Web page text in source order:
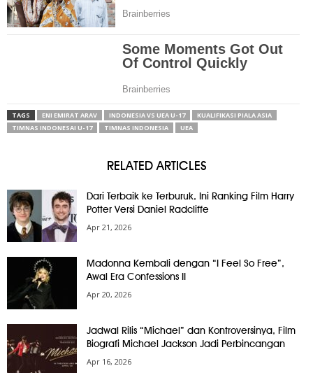
TAGS ENI EMIRAT ARAV INDONESIA VS UEA U-17
KUALIFIKASI PIALA ASIA
TIMNAS INDONESAI U-17
TIMNAS INDONESIA UEA
RELATED ARTICLES
Dari Terbaik ke Terburuk, Ini Ranking Film Harry
Potter Versi Daniel Radcliffe
Apr 21, 2026
Madonna Kembali dengan “I Feel So Free”,
Awal Era Confessions II
Apr 20, 2026
Jadwal Rilis “Michael” dan Kontroversinya, Film
Biografi Michael Jackson Jadi Perbincangan
Apr 16, 2026